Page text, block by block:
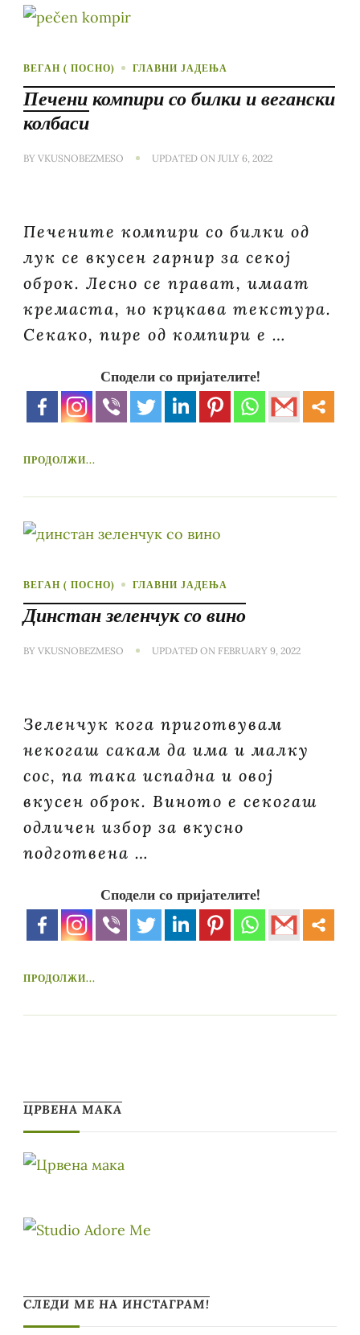
ВЕГАН ( ПОСНО) ГЛАВНИ ЈАДЕЊА
Печени компири со билки и вегански
колбаси
BY VKUSNOBEZMESO UPDATED ON JULY 6, 2022
Печените компири со билки од
лук се вкусен гарнир за секој
оброк. Лесно се прават, имаат
кремаста, но крцкава текстура.
Секако, пире од компири е …
Сподели со пријателите!
ПРОДОЛЖИ...
ВЕГАН ( ПОСНО) ГЛАВНИ ЈАДЕЊА
Динстан зеленчук со вино
BY VKUSNOBEZMESO UPDATED ON FEBRUARY 9, 2022
Зеленчук кога приготвувам
некогаш сакам да има и малку
сос, па така испадна и овој
вкусен оброк. Виното е секогаш
одличен избор за вкусно
подготвена …
Сподели со пријателите!
ПРОДОЛЖИ...
ЦРВЕНА МАКА
СЛЕДИ МЕ НА ИНСТАГРАМ!